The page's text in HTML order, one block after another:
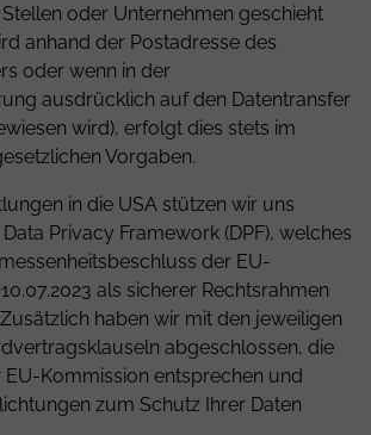
oder Unternehmen geschieht
anhand der Postadresse des
oder wenn in der
ausdrücklich auf den Datentransfer
wird), erfolgt dies stets im
Vorgaben.
in die USA stützen wir uns
Privacy Framework (DPF), welches
der EU-
als sicherer Rechtsrahmen
haben wir mit den jeweiligen
abgeschlossen, die
Kommission entsprechen und
zum Schutz Ihrer Daten